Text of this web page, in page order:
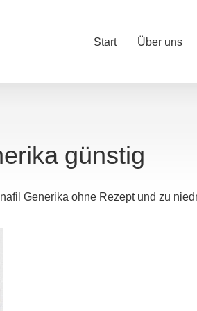
Start Über uns
günstig
Generika ohne Rezept und zu